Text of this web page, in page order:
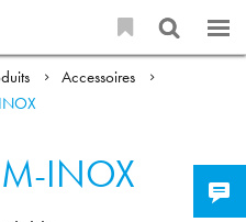
Accessoires
INOX